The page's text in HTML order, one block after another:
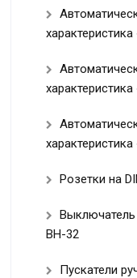
характеристика
характеристика
характеристика
Розетки на
Выключатель
ВН-32
Пускатели